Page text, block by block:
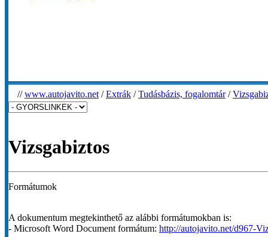
//www.autojavito.net /Extrák /Tudásbázis, fogalomtár/
Vizsgabiztos
Formátumok
A dokumentum megtekinthető az alábbi formátumokban is:
- Microsoft Word Document formátum: http://autojavito.net/d967-